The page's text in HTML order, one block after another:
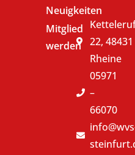
Neuigkeiten
Mitglied
werden
22, 48431
Rheine
05971
–
66070